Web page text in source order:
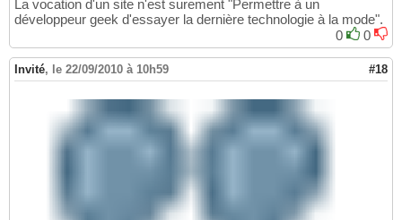
La vocation d'un site n'est surement "Permettre à un
développeur geek d'essayer la dernière technologie à la mode".
0
0
Invité, le 22/09/2010 à 10h59 #18